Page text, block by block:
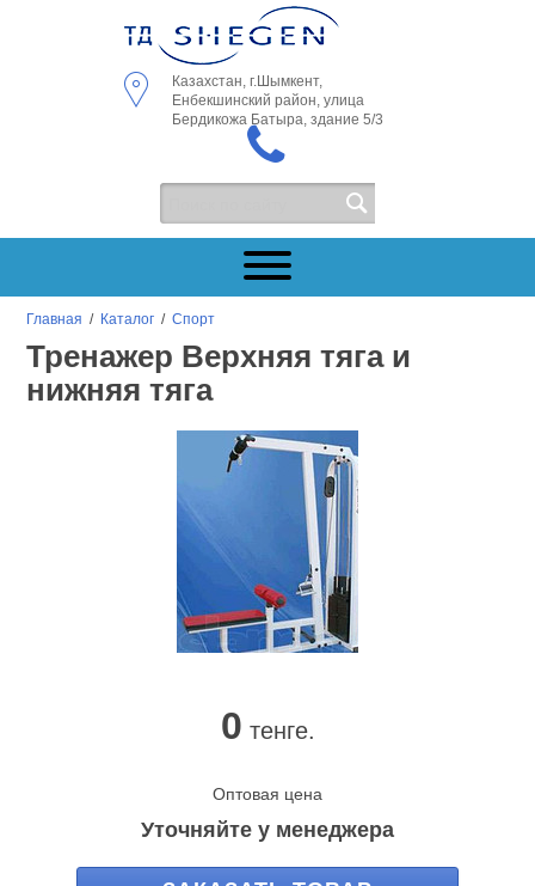
Казахстан, г.Шымкент,
Енбекшинский район, улица
Бердикожа Батыра, здание 5/3
Главная / Каталог /Спорт
Тренажер Верхняя тяга и
нижняя тяга
0 тенге.
Оптовая цена
Уточняйте у менеджера